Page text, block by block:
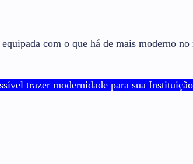
com o que há de mais moderno
trazer modernidade para sua